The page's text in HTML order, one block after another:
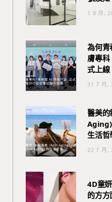
1 8 月,
為何青
膚專
式上線
31 7 月,
醫美
生活哲
22 7 月,
4D童
的方方